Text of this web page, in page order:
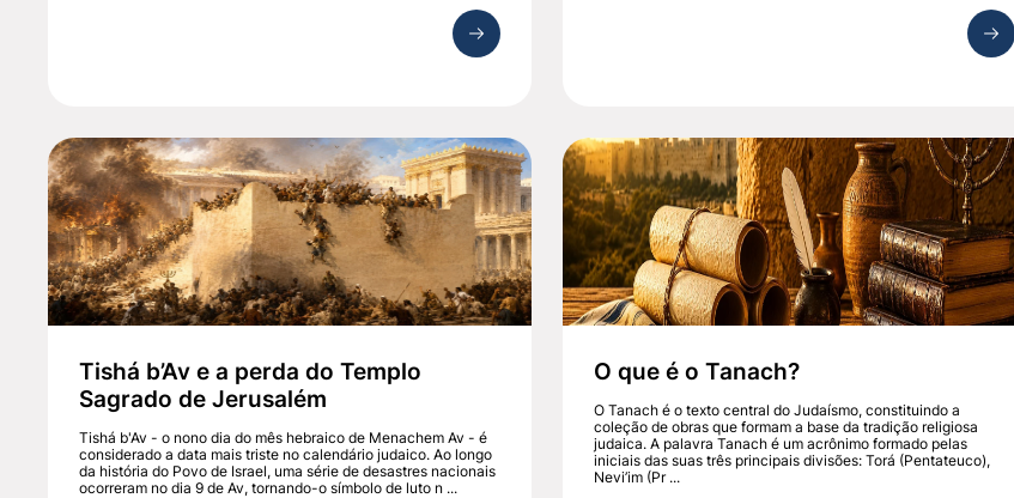
Tishá b’Av e a perda do Templo
Sagrado de Jerusalém
Tishá b'Av - o nono dia do mês hebraico de Menachem Av - é
considerado a data mais triste no calendário judaico. Ao longo
da história do Povo de Israel, uma série de desastres nacionais
ocorreram no dia 9 de Av, tornando-o símbolo de luto n ...
O que é o Tanach?
O Tanach é o texto central do Judaísmo, constituindo a
coleção de obras que formam a base da tradição religiosa
judaica. A palavra Tanach é um acrônimo formado pelas
iniciais das suas três principais divisões: Torá (Pentateuco),
Nevi’im (Pr ...